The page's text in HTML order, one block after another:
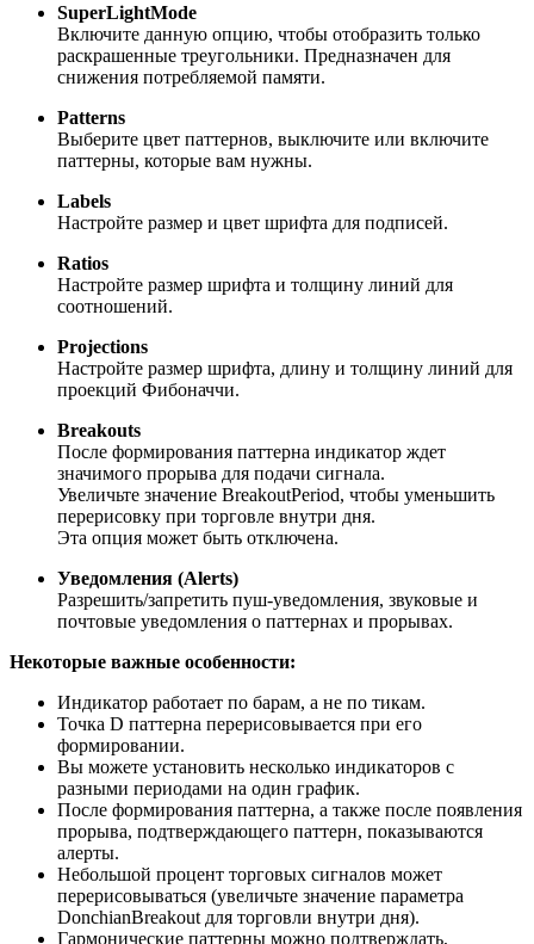
SuperLightMode
Включите данную опцию, чтобы отобразить только
раскрашенные треугольники. Предназначен для
снижения потребляемой памяти.
Patterns
Выберите цвет паттернов, выключите или включите
паттерны, которые вам нужны.
Labels
Настройте размер и цвет шрифта для подписей.
Ratios
Настройте размер шрифта и толщину линий для
соотношений.
Projections
Настройте размер шрифта, длину и толщину линий для
проекций Фибоначчи.
Breakouts
После формирования паттерна индикатор ждет
значимого прорыва для подачи сигнала.
Увеличьте значение BreakoutPeriod, чтобы уменьшить
перерисовку при торговле внутри дня.
Эта опция может быть отключена.
Уведомления (Alerts)
Разрешить/запретить пуш-уведомления, звуковые и
почтовые уведомления о паттернах и прорывах.
Некоторые важные особенности:
Индикатор работает по барам, а не по тикам.
Точка D паттерна перерисовывается при его
формировании.
Вы можете установить несколько индикаторов с
разными периодами на один график.
После формирования паттерна, а также после появления
прорыва, подтверждающего паттерн, показываются
алерты.
Небольшой процент торговых сигналов может
перерисовываться (увеличьте значение параметра
DonchianBreakout для торговли внутри дня).
Гармонические паттерны можно подтверждать,